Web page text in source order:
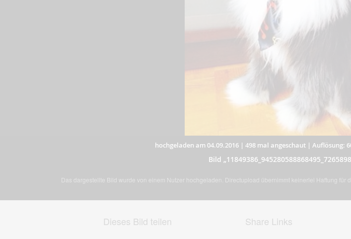
hochgeladen am 04.09.2016| 498 mal angeschaut| Auflösung:
Bild
Das dargestellte Bild wurde von einem Nutzer hochgeladen. Directupload übernimmt keinerlei Haftung
Dieses Bild teilen Share Links